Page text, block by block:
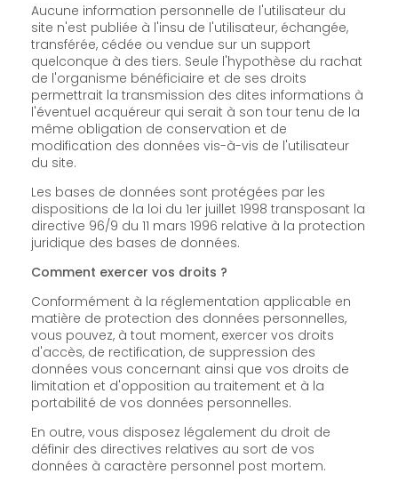
Aucune information personnelle de l'utilisateur du
site n'est publiée à l'insu de l'utilisateur, échangée,
transférée, cédée ou vendue sur un support
quelconque à des tiers. Seule l'hypothèse du rachat
de l'organisme bénéficiaire et de ses droits
permettrait la transmission des dites informations à
l'éventuel acquéreur qui serait à son tour tenu de la
même obligation de conservation et de
modification des données vis-à-vis de l'utilisateur
du site.
Les bases de données sont protégées par les
dispositions de la loi du 1er juillet 1998 transposant la
directive 96/9 du 11 mars 1996 relative à la protection
juridique des bases de données.
Comment exercer vos droits ?
Conformément à la réglementation applicable en
matière de protection des données personnelles,
vous pouvez, à tout moment, exercer vos droits
d'accès, de rectification, de suppression des
données vous concernant ainsi que vos droits de
limitation et d'opposition au traitement et à la
portabilité de vos données personnelles.
En outre, vous disposez légalement du droit de
définir des directives relatives au sort de vos
données à caractère personnel post mortem.